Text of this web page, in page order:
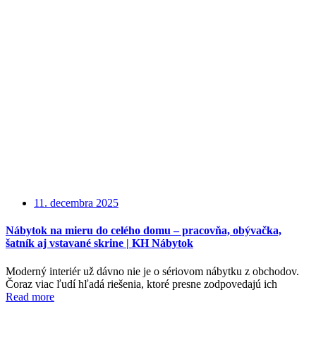
11. decembra 2025
Nábytok na mieru do celého domu – pracovňa, obývačka,
šatník aj vstavané skrine | KH Nábytok
Moderný interiér už dávno nie je o sériovom nábytku z obchodov.
Čoraz viac ľudí hľadá riešenia, ktoré presne zodpovedajú ich
Read more